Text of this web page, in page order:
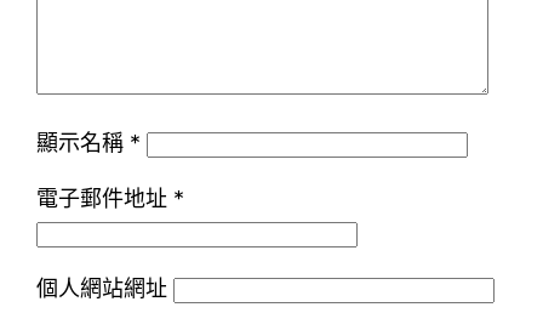
顯示名稱 *
電子郵件地址 *
個人網站網址